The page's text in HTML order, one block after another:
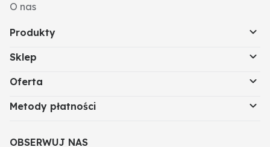
O nas
Produkty
Sklep
Oferta
Metody płatności
OBSERWUJ NAS